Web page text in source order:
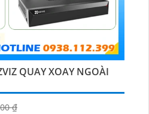
QUAY XOAY NGOÀI
₫